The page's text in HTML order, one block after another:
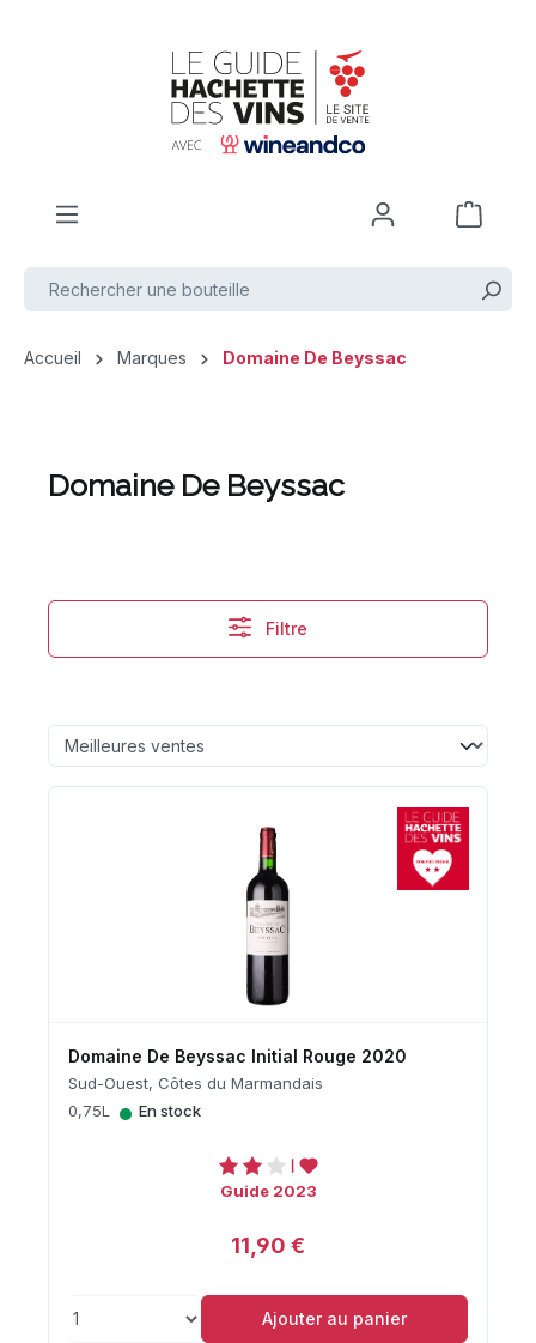
Accueil Marques Domaine De Beyssac
Domaine De Beyssac
Filtre
Domaine De Beyssac Initial Rouge 2020
Sud-Ouest, Côtes du Marmandais
0,75L
• En stock
Guide 2023
11,90 €
Ajouter au panier